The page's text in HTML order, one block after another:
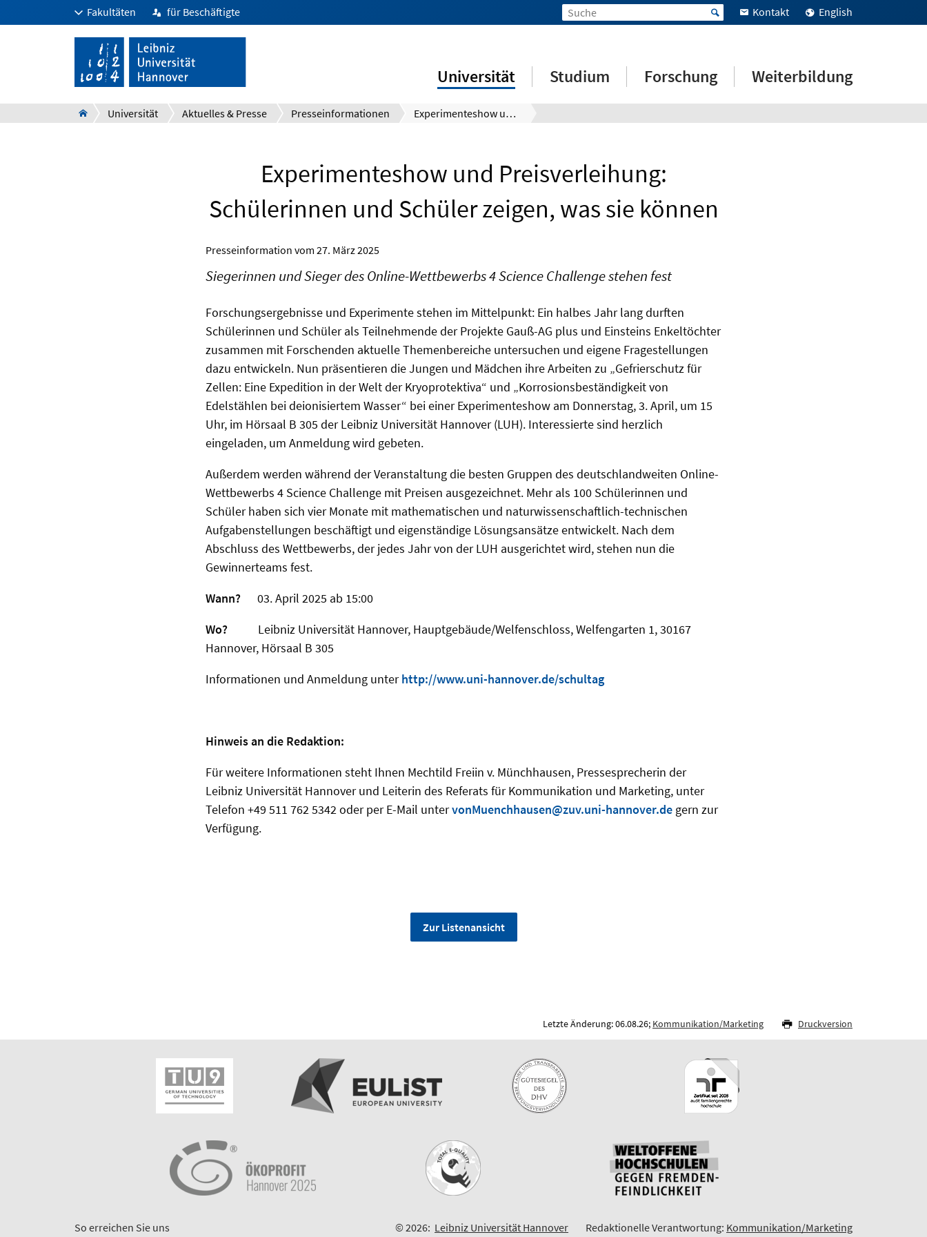
Fakultäten für Beschäftigte Kontakt English
Universität Studium Forschung Weiterbildung
Universität Aktuelles & Presse Presseinformationen Experimenteshow und Preisverleihung: Schülerinnen und Schüler zeigen, was sie können
Experimenteshow und Preisverleihung:
Schülerinnen und Schüler zeigen, was sie können
Presseinformation vom 27. März 2025
Siegerinnen und Sieger des Online-Wettbewerbs 4 Science Challenge stehen fest
Forschungsergebnisse und Experimente stehen im Mittelpunkt: Ein halbes Jahr lang durften
Schülerinnen und Schüler als Teilnehmende der Projekte Gauß-AG plus und Einsteins Enkeltöchter
zusammen mit Forschenden aktuelle Themenbereiche untersuchen und eigene Fragestellungen
dazu entwickeln. Nun präsentieren die Jungen und Mädchen ihre Arbeiten zu „Gefrierschutz für
Zellen: Eine Expedition in der Welt der Kryoprotektiva“ und „Korrosionsbeständigkeit von
Edelstählen bei deionisiertem Wasser“ bei einer Experimenteshow am Donnerstag, 3. April, um 15
Uhr, im Hörsaal B 305 der Leibniz Universität Hannover (LUH). Interessierte sind herzlich
eingeladen, um Anmeldung wird gebeten.
Außerdem werden während der Veranstaltung die besten Gruppen des deutschlandweiten Online-
Wettbewerbs 4 Science Challenge mit Preisen ausgezeichnet. Mehr als 100 Schülerinnen und
Schüler haben sich vier Monate mit mathematischen und naturwissenschaftlich-technischen
Aufgabenstellungen beschäftigt und eigenständige Lösungsansätze entwickelt. Nach dem
Abschluss des Wettbewerbs, der jedes Jahr von der LUH ausgerichtet wird, stehen nun die
Gewinnerteams fest.
Wann? 03. April 2025 ab 15:00
Wo? Leibniz Universität Hannover, Hauptgebäude/Welfenschloss, Welfengarten 1, 30167
Hannover, Hörsaal B 305
Informationen und Anmeldung unterhttp://www.uni-hannover.de/schultag
Hinweis an die Redaktion:
Für weitere Informationen steht Ihnen Mechtild Freiin v. Münchhausen, Pressesprecherin der
Leibniz Universität Hannover und Leiterin des Referats für Kommunikation und Marketing, unter
Telefon +49 511 762 5342 oder per E-Mail untervonMuenchhausen@zuv.uni-hannover.de gern zur
Verfügung.
Zur Listenansicht
Letzte Änderung: 06.08.26; Kommunikation/Marketing Druckversion
So erreichen Sie uns © 2026: Leibniz Universität Hannover Redaktionelle Verantwortung: Kommunikation/Marketing